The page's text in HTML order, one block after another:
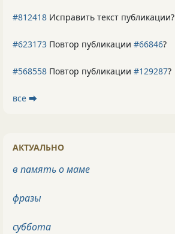
#812418 Исправить текст публикации?
#623173 Повтор публикации #66846?
#568558 Повтор публикации #129287?
все ⮕
АКТУАЛЬНО
в память о маме
фразы
суббота